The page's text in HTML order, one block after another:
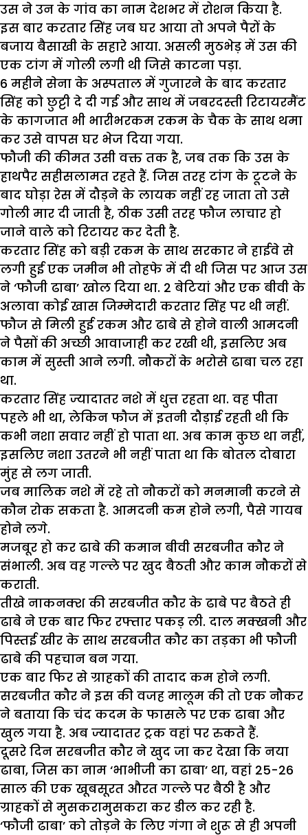
उस ने उन के गांव का नाम देशभर में रोशन किया है.
इस बार करतार सिंह जब घर आया तो अपने पैरों के
बजाय बैसाखी के सहारे आया. असली मुठभेड़ में उस की
एक टांग में गोली लगी थी जिसे काटना पड़ा.
6 महीने सेना के अस्पताल में गुजारने के बाद करतार
सिंह को छुट्टी दे दी गई और साथ में जबरदस्ती रिटायरमैंट
के कागजात भी भारीभरकम रकम के चैक के साथ थमा
कर उसे वापस घर भेज दिया गया.
फौजी की कीमत उसी वक्त तक है, जब तक कि उस के
हाथपैर सहीसलामत रहते हैं. जिस तरह टांग के टूटने के
बाद घोड़ा रेस में दौड़ने के लायक नहीं रह जाता तो उसे
गोली मार दी जाती है, ठीक उसी तरह फौज लाचार हो
जाने वाले को रिटायर कर देती है.
करतार सिंह को बड़ी रकम के साथ सरकार ने हाईवे से
लगी हुई एक जमीन भी तोहफे में दी थी जिस पर आज उस
ने ‘फौजी ढाबा’ खोल दिया था. 2 बेटियां और एक बीवी के
अलावा कोई खास जिम्मेदारी करतार सिंह पर थी नहीं.
फौज से मिली हुई रकम और ढाबे से होने वाली आमदनी
ने पैसों की अच्छी आवाजाही कर रखी थी, इसलिए अब
काम में सुस्ती आने लगी. नौकरों के भरोसे ढाबा चल रहा
था.
करतार सिंह ज्यादातर नशे में धुत्त रहता था. वह पीता
पहले भी था, लेकिन फौज में इतनी दौड़ाई रहती थी कि
कभी नशा सवार नहीं हो पाता था. अब काम कुछ था नहीं,
इसलिए नशा उतरने भी नहीं पाता था कि बोतल दोबारा
मुंह से लग जाती.
जब मालिक नशे में रहे तो नौकरों को मनमानी करने से
कौन रोक सकता है. आमदनी कम होने लगी, पैसे गायब
होने लगे.
मजबूर हो कर ढाबे की कमान बीवी सरबजीत कौर ने
संभाली. अब वह गल्ले पर खुद बैठती और काम नौकरों से
कराती.
तीखे नाकनक्श की सरबजीत कौर के ढाबे पर बैठते ही
ढाबे ने एक बार फिर रफ्तार पकड़ ली. दाल मक्खनी और
पिस्तई खीर के साथ सरबजीत कौर का तड़का भी फौजी
ढाबे की पहचान बन गया.
एक बार फिर से ग्राहकों की तादाद कम होने लगी.
सरबजीत कौर ने इस की वजह मालूम की तो एक नौकर
ने बताया कि चंद कदम के फासले पर एक ढाबा और
खुल गया है. अब ज्यादातर ट्रक वहां पर रुकते हैं.
दूसरे दिन सरबजीत कौर ने खुद जा कर देखा कि नया
ढाबा, जिस का नाम ‘भाभीजी का ढाबा’ था, वहां 25-26
साल की एक खूबसूरत औरत गल्ले पर बैठी है और
ग्राहकों से मुसकरामुसकरा कर डील कर रही है.
‘फौजी ढाबा’ को तोड़ने के लिए गंगा ने शुरू से ही अपनी